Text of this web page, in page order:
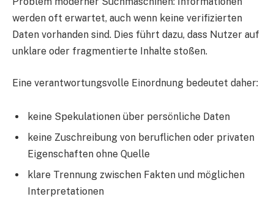
werden oft erwartet, auch wenn keine verifizierten
Daten vorhanden sind. Dies führt dazu, dass Nutzer auf
unklare oder fragmentierte Inhalte stoßen.
Eine verantwortungsvolle Einordnung bedeutet daher:
keine Spekulationen über persönliche Daten
keine Zuschreibung von beruflichen oder privaten
Eigenschaften ohne Quelle
klare Trennung zwischen Fakten und möglichen
Interpretationen